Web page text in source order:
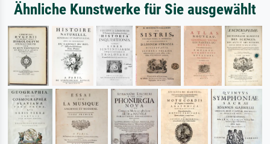
Ähnliche Kunstwerke für Sie ausgewählt